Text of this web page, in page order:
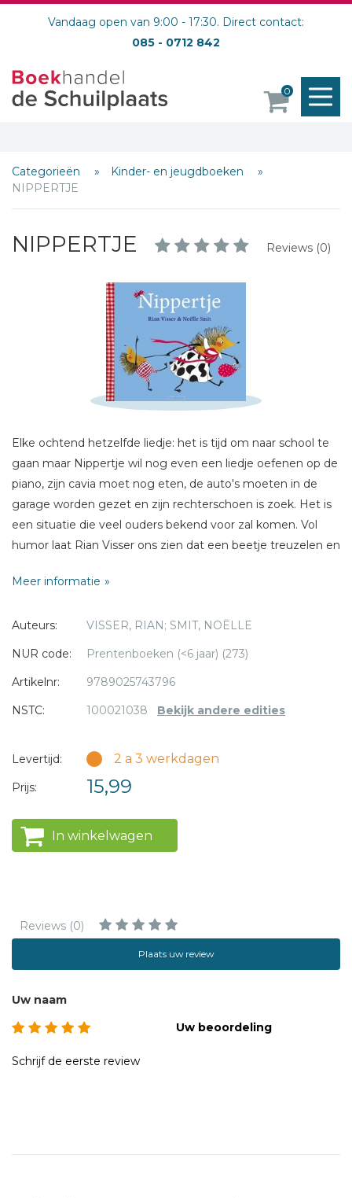
Vandaag open van 9:00 - 17:30. Direct contact:
085 - 0712 842
0
Categorieën
Kinder- en jeugdboeken
NIPPERTJE
NIPPERTJE Reviews (0)
Elke ochtend hetzelfde liedje: het is tijd om naar school te
gaan maar Nippertje wil nog even een liedje oefenen op de
piano, zijn cavia moet nog eten, de auto's moeten in de
garage worden gezet en zijn rechterschoen is zoek. Het is
een situatie die veel ouders bekend voor zal komen. Vol
humor laat Rian Visser ons zien dat een beetje treuzelen en
eeuwige gehaast.
Meer informatie
Auteurs:
VISSER, RIAN; SMIT, NOËLLE
NUR code:
Prentenboeken (<6 jaar) (273)
Artikelnr:
9789025743796
NSTC:
100021038 Bekijk andere edities
Levertijd: 2 a 3 werkdagen
Prijs: 15,99
In winkelwagen
Reviews (0)
Plaats uw review
Schrijf hieronder je review!
Titel *
Bericht *
Uw naam
Uw beoordeling
Schrijf de eerste review